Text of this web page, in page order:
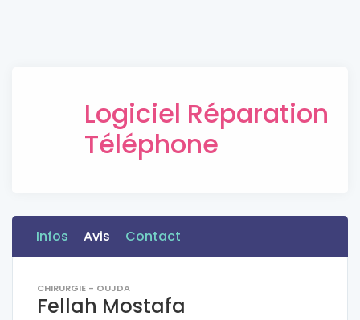
Logiciel Réparation
Téléphone
Infos Avis Contact
CHIRURGIE - OUJDA
Fellah Mostafa